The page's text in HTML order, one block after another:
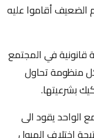
أقاموا عليه
قانونية في المجتمع
كل منظومة تحاول
بشرعيتها.
الواحد يقود الى